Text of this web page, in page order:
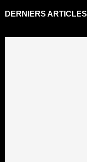
DERNIERS ARTICLES